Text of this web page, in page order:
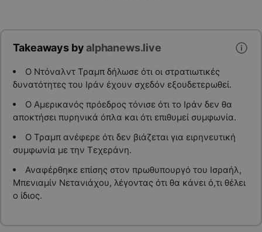
Takeaways byalphanews.live
Ο Ντόναλντ Τραμπ δήλωσε ότι οι στρατιωτικές
δυνατότητες του Ιράν έχουν σχεδόν εξουδετερωθεί.
Ο Αμερικανός πρόεδρος τόνισε ότι το Ιράν δεν θα
αποκτήσει πυρηνικά όπλα και ότι επιθυμεί συμφωνία.
Ο Τραμπ ανέφερε ότι δεν βιάζεται για ειρηνευτική
συμφωνία με την Τεχεράνη.
Αναφέρθηκε επίσης στον πρωθυπουργό του Ισραήλ,
Μπενιαμίν Νετανιάχου, λέγοντας ότι θα κάνει ό,τι θέλει
ο ίδιος.